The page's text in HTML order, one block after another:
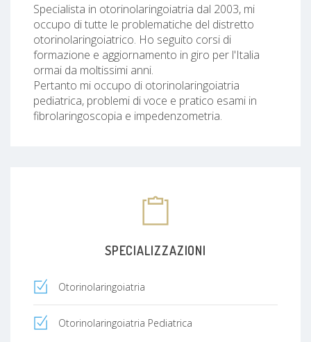
Specialista in otorinolaringoiatria dal 2003, mi
occupo di tutte le problematiche del distretto
otorinolaringoiatrico. Ho seguito corsi di
formazione e aggiornamento in giro per l'Italia
ormai da moltissimi anni.
Pertanto mi occupo di otorinolaringoiatria
pediatrica, problemi di voce e pratico esami in
fibrolaringoscopia e impedenzometria.
SPECIALIZZAZIONI
Otorinolaringoiatria
Otorinolaringoiatria Pediatrica